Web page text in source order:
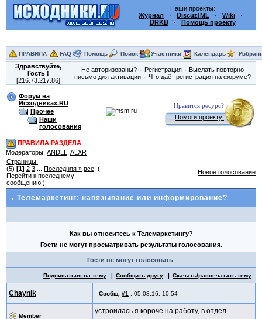
Наши проекты:
Журнал · Discuz!ML · Wiki ·
DRKB· Помощь проекту
ПРАВИЛА FAQ Помощь Поиск Участники Календарь
Здравствуйте,
Гость!
[216.73.217.86]
Не авторизованы? Регистрация
Выслать повторно
письмо для активации
Что даёт регистрация на форуме?
Форум на
Исходниках.RU
Прочее
Наши
голосования
Нравится ресурс?
Помоги проекту!
ПРАВИЛА РАЗДЕЛА
Модераторы: ANDLL
ALXR
Страницы:
(5) [1] 2 3 Последняя » все (
Перейти к последнему
сообщению )
Новое голосование
Телемаркетинг: навязывание или информирование?
Как вы относитесь к Телемаркетингу?
Гости не могут просматривать результаты голосования.
Гости не могут голосовать
Подписаться на тему Сообщить другу Скачать/распечатать тему
Chaynik Сообщ. #1 05.08.16, 10:54
Member
устроилась я короче на работу, в отдел